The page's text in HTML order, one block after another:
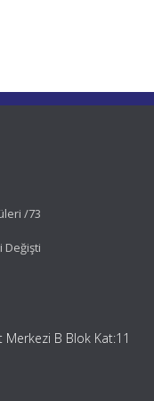
/73
Değişti
Merkezi B Blok Kat:11